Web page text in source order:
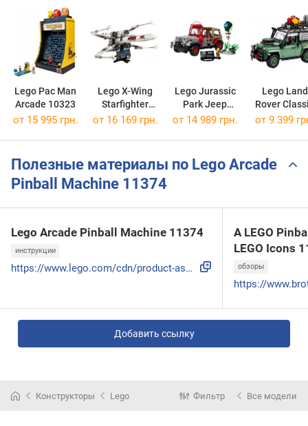
Lego Pac Man
Arcade 10323
Lego X-Wing
Starfighter
75355
Lego Jurassic
Park Jeep
Wrangler
Lego Land
Rover
Defender
от 15 995 грн. от 16 169 грн. от 14 989 грн. от 9 399
Полезные материалы по Lego Arcade
Pinball Machine 11374
Lego Arcade Pinball Machine 11374
инструкции
https://www.lego.com/cdn/product-assets/product.bi.core.pdf...
A LEGO
LEGO Icons
обзоры
Добавить ссылку
Конструкторы Lego Фильтр Все модели